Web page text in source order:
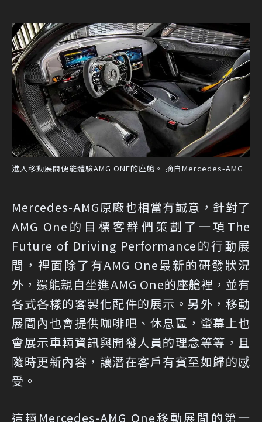
進入移動展間便能體驗AMG ONE的座艙。 摘自Mercedes-AMG
Mercedes-AMG原廠也相當有誠意，針對了
AMG One的目標客群們策劃了一項The
Future of Driving Performance的行動展
間，裡面除了有AMG One最新的研發狀況
外，還能親自坐進AMG One的座艙裡，並有
各式各樣的客製化配件的展示。另外，移動
展間內也會提供咖啡吧、休息區，螢幕上也
會展示車輛資訊與開發人員的理念等等，且
隨時更新內容，讓潛在客戶有賓至如歸的感
受。
這輛Mercedes-AMG One移動展間的第一